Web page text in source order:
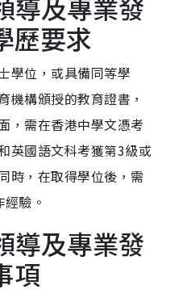
導及專業發
歷要求
學位，或具備同等學
機構頒授的教育證書，
，需在香港中學文憑考
英國語文科考獲第3級或
時，在取得學位後，需
驗。
導及專業發
項